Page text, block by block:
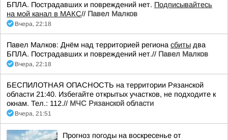
БПЛА. Пострадавших и повреждений нет. Подписывайтесь
на мой канал в МАКС// Павел Малков
Вчера, 22:18
Павел Малков: Днём над территорией региона сбиты два
БПЛА. Пострадавших и повреждений нет.// Павел Малков
Вчера, 22:18
БЕСПИЛОТНАЯ ОПАСНОСТЬ на территории Рязанской
области 21:40. Избегайте открытых участков, не подходите к
окнам. Тел.: 112.// МЧС Рязанской области
Вчера, 21:51
Прогноз погоды на воскресенье от